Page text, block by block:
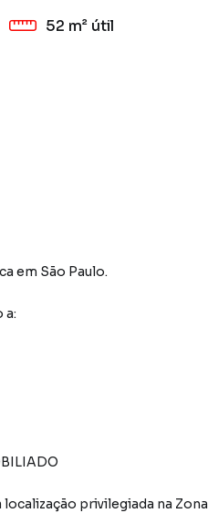
52 m² útil
em São Paulo.
a:
privilegiada na Zona